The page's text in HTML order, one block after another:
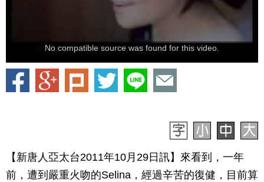
No compatible source was found for this video.
【新唐人亞太台2011年10月29日訊】來看到，一年
前，遭到嚴重火吻的Selina，經過辛苦的復健，目前算